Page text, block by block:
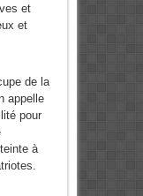
et
et
de la
appelle
pour
à